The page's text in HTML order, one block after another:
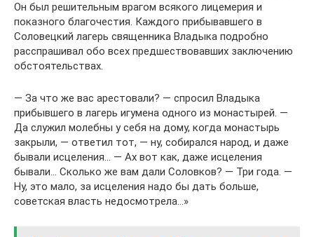
Он был решительным врагом всякого лицемерия и
показного благочестия. Каждого прибывавшего в
Соловецкий лагерь священника Владыка подробно
расспрашивал обо всех предшествовавших заключению
обстоятельствах.
— За что же вас арестовали? — спросил Владыка
прибывшего в лагерь игумена одного из монастырей. —
Да служил молебны у себя на дому, когда монастырь
закрыли, — ответил тот, — ну, собирался народ, и даже
бывали исцеления… — Ах вот как, даже исцеления
бывали… Сколько же вам дали Соловков? — Три года. —
Ну, это мало, за исцеления надо бы дать больше,
советская власть недосмотрела…»